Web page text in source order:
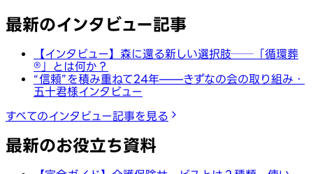
最新のインタビュー記事
【インタビュー】森に還る新しい選択肢──「循環葬
®︎」とは何か？
“信頼”を積み重ねて24年——きずなの会の取り組み・
五十君様インタビュー
すべてのインタビュー記事を見る
最新のお役立ち資料